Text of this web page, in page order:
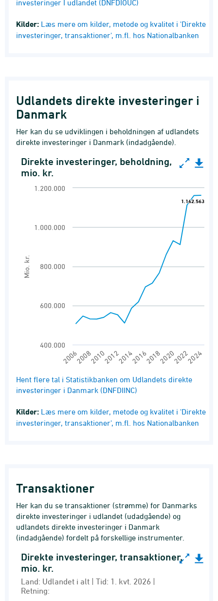
investeringer I udlandet (DNFDIOUC)
Kilder: Læs mere om kilder, metode og kvalitet i 'Direkte
investeringer, transaktioner', m.fl. hos Nationalbanken
Udlandets direkte investeringer i
Danmark
Her kan du se udviklingen i beholdningen af udlandets
direkte investeringer i Danmark (indadgående).
Direkte investeringer, beholdning, mio. kr.
Line chart with 19 data points.
Udlandets direkte investeringer i Danmark
View as data table, Direkte investeringer,
The chart has 1 X axis displaying categories.
The chart has 1 Y axis displaying Mio. kr..
Mio. kr.
Direkte investeringer, beholdning,
mio. kr.
1.162.563
1.162.563
2006200820102012201420162018202020222024
400.000
600.000
800.000
1.000.000
1.200.000
End of interactive chart.
Hent flere tal i Statistikbanken om Udlandets direkte
investeringer i Danmark (DNFDIINC)
Kilder: Læs mere om kilder, metode og kvalitet i 'Direkte
investeringer, transaktioner', m.fl. hos Nationalbanken
Transaktioner
Her kan du se transaktioner (strømme) for Danmarks
direkte investeringer i udlandet (udadgående) og
udlandets direkte investeringer i Danmark
(indadgående) fordelt på forskellige instrumenter.
Direkte investeringer, transaktioner, mio. kr.
Bar chart with 2 data series.
Land: Udlandet i alt | Tid: 1. kvt. 2026 |
Direkte investeringer, transaktioner,
mio. kr.
Land: Udlandet i alt | Tid: 1. kvt. 2026 |
Retning: